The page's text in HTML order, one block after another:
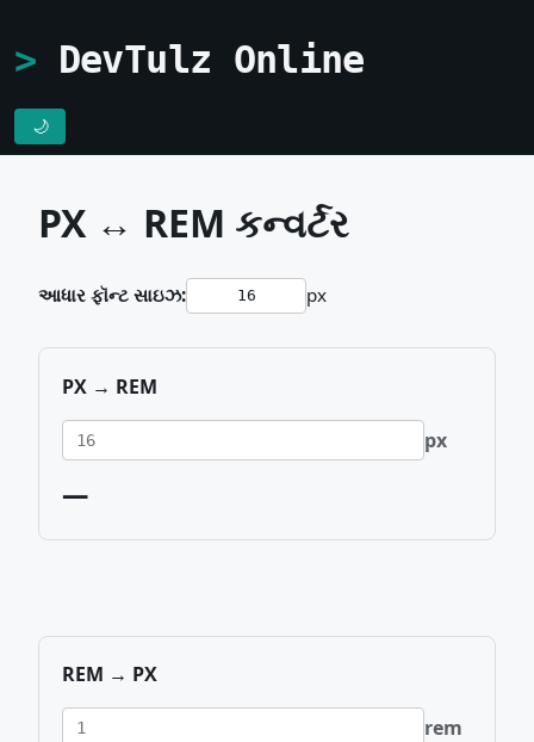
DevTulz Online
🌙
PX ↔ REM કન્વર્ટર
આધાર ફૉન્ટ સાઇઝ: px
PX → REM
px
—
REM → PX
rem